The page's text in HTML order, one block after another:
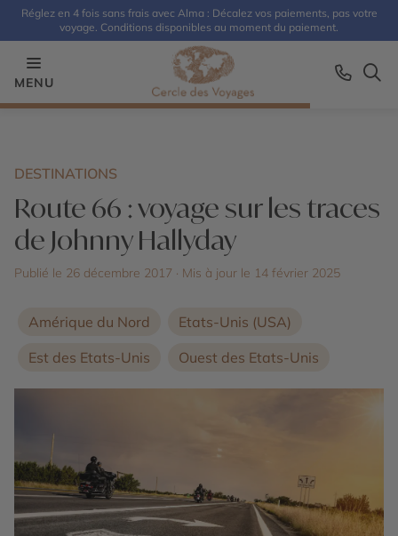
Réglez en 4 fois sans frais avec Alma : Décalez vos paiements, pas votre
voyage. Conditions disponibles au moment du paiement.
MENU
DESTINATIONS
Route 66 : voyage sur les traces
de Johnny Hallyday
Publié le 26 décembre 2017 · Mis à jour le 14 février 2025
Amérique du Nord
Etats-Unis (USA)
Est des Etats-Unis
Ouest des Etats-Unis